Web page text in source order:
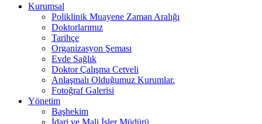
Kurumsal
Poliklinik Muayene Zaman Aralığı
Doktorlarımız
Tarihçe
Organizasyon Şeması
Evde Sağlık
Doktor Çalışma Cetveli
Anlaşmalı Olduğumuz Kurumlar.
Fotoğraf Galerisi
Yönetim
Başhekim
İdari ve Mali İşler Müdürü